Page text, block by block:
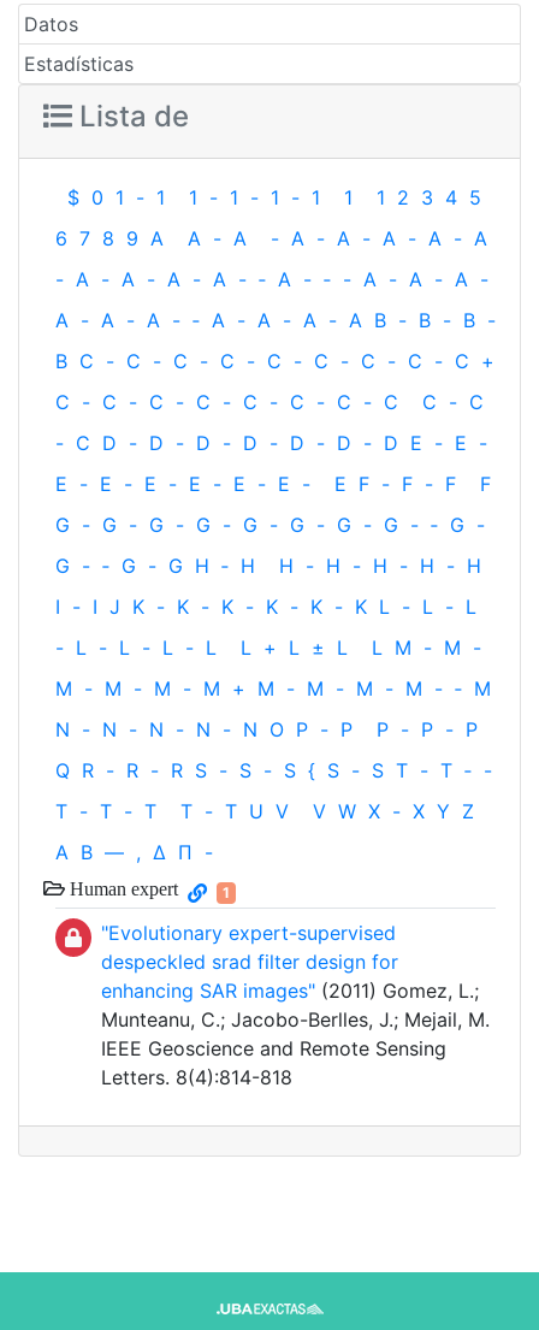
Datos
Estadísticas
Lista de
$ 0 1 - 1 1 - 1 - 1 - 1 1 1 2 3 4 5
6 7 8 9 A A - A - A - A - A - A - A
- A - A - A - A - ‐ A - ‐ - A - A - A -
A - A - A - ‐ A - A - A - A B - B - B -
B C - C - C - C - C - C - C - C - C +
C - C - C - C - C - C - C - C C - C
- C D - D - D - D - D - D - D E - E -
E - E - E - E - E - E - E F - F - F
F
G - G - G - G - G - G - G - G - ‐ G -
G - ‐ G - G H ‐ H H - H - H - H - H
I - I J K - K - K - K - K - K L - L - L
- L - L - L - L L + L ± L L M - M -
M - M - M - M + M - M - M - M - ‐ M
N - N - N - N - N O P - P P - P - P
Q R - R - R S - S - S { S - S T - T ‐ -
T - T - T T - T U V V W X - X Y Z
Α Β — , Δ Π -
Human expert 1
"Evolutionary expert-supervised
despeckled srad filter design for
enhancing SAR images" (2011) Gomez, L.;
Munteanu, C.; Jacobo-Berlles, J.; Mejail, M.
IEEE Geoscience and Remote Sensing
Letters. 8(4):814-818